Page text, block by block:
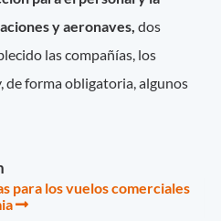
y aeronaves,dos
las compañías, los
de forma obligatoria, algunos
para los vuelos comerciales